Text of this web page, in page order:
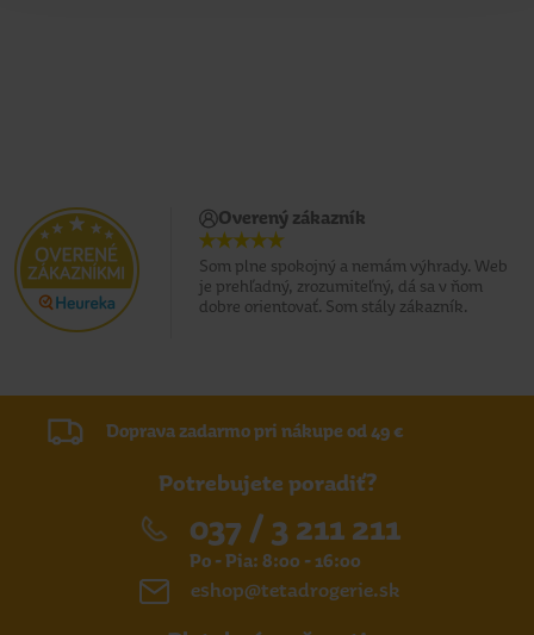
Overený zákazník
Som plne spokojný a nemám výhrady. Web
je prehľadný, zrozumiteľný, dá sa v ňom
dobre orientovať. Som stály zákazník.
Doprava zadarmo pri nákupe od 49 €
Potrebujete poradiť?
037 / 3 211 211
Po - Pia: 8:00 - 16:00
eshop@tetadrogerie.sk